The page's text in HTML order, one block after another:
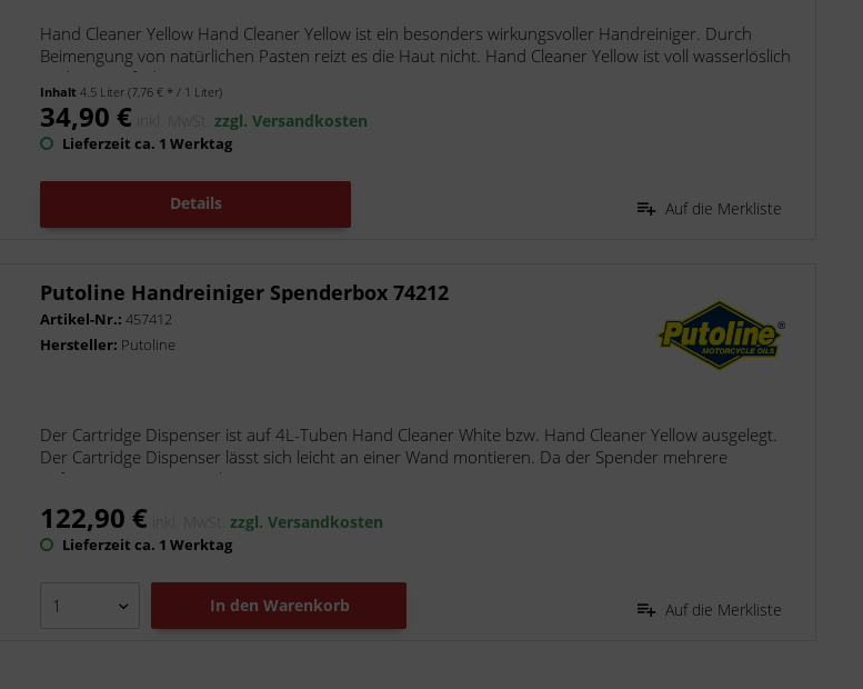
Hand Cleaner Yellow Hand Cleaner Yellow ist ein besonders wirkungsvoller Handreiniger. Durch
Beimengung von natürlichen Pasten reizt es die Haut nicht. Hand Cleaner Yellow ist voll wasserlöslich
und verstopft den...
Inhalt4.5 Liter(7,76 € * / 1 Liter)
34,90 € inkl. MwSt.zzgl. Versandkosten
Lieferzeit ca. 1 Werktag
Details Auf die Merkliste
Putoline Handreiniger Spenderbox 74212
Artikel-Nr.:457412
Hersteller: Putoline
Der Cartridge Dispenser ist auf 4L-Tuben Hand Cleaner White bzw. Hand Cleaner Yellow ausgelegt.
Der Cartridge Dispenser lässt sich leicht an einer Wand montieren. Da der Spender mehrere
Befestigungspositionen bietet,...
122,90 € inkl. MwSt.zzgl. Versandkosten
Lieferzeit ca. 1 Werktag
In den Warenkorb Auf die Merkliste